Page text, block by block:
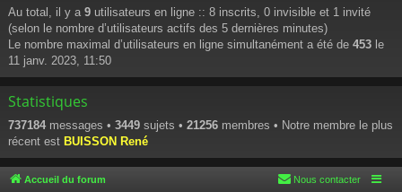
Au total, il y a 9 utilisateurs en ligne :: 8 inscrits, 0 invisible et 1 invité
(selon le nombre d’utilisateurs actifs des 5 dernières minutes)
Le nombre maximal d’utilisateurs en ligne simultanément a été de 453 le
11 janv. 2023, 11:50
Statistiques
737184 messages • 3449 sujets • 21256 membres • Notre membre le plus
récent est BUISSON René
Accueil du forum Nous contacter